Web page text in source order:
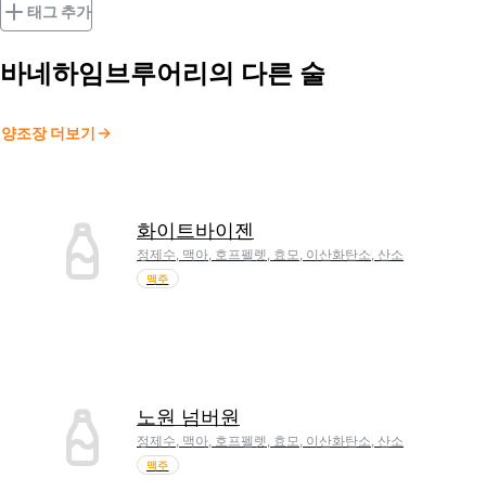
태그 추가
바네하임브루어리의 다른 술
양조장 더보기
화이트바이젠
정제수, 맥아, 호프펠렛, 효모, 이산화탄소, 산소
맥주
노원 넘버원
정제수, 맥아, 호프펠렛, 효모, 이산화탄소, 산소
맥주